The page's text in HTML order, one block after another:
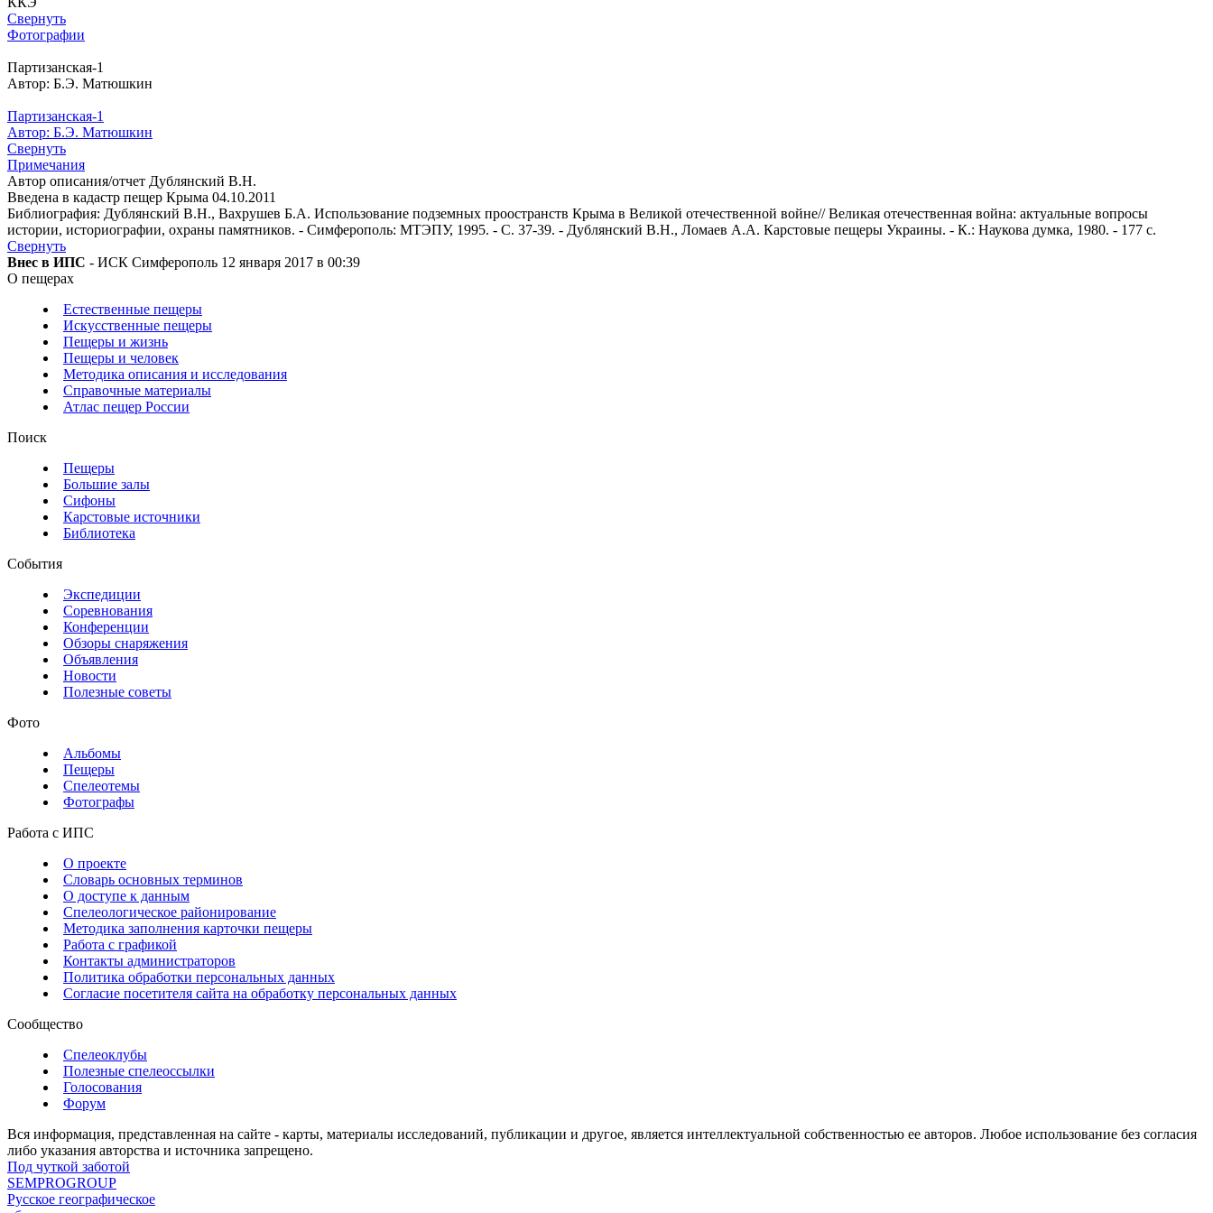
Свернуть
Фотографии
Партизанская-1
Автор: Б.Э. Матюшкин
Партизанская-1
Автор: Б.Э. Матюшкин
Свернуть
Примечания
Автор описания/отчет Дублянский В.Н.
Введена в кадастр пещер Крыма 04.10.2011
Библиография: Дублянский В.Н., Вахрушев Б.А. Использование подземных проостранств Крыма в Великой отечественной войне// Великая отечественная война: актуальные вопросы
истории, историографии, охраны памятников. - Симферополь: МТЭПУ, 1995. - С. 37-39. - Дублянский В.Н., Ломаев А.А. Карстовые пещеры Украины. - К.: Наукова думка, 1980. - 177 с.
Свернуть
Внес в ИПС - ИСК Симферополь 12 января 2017 в 00:39
О пещерах
Естественные пещеры
Искусственные пещеры
Пещеры и жизнь
Пещеры и человек
Методика описания и исследования
Справочные материалы
Атлас пещер России
Поиск
Пещеры
Большие залы
Сифоны
Карстовые источники
Библиотека
События
Экспедиции
Соревнования
Конференции
Обзоры снаряжения
Объявления
Новости
Полезные советы
Фото
Альбомы
Пещеры
Спелеотемы
Фотографы
Работа с ИПС
О проекте
Словарь основных терминов
О доступе к данным
Спелеологическое районирование
Методика заполнения карточки пещеры
Работа с графикой
Контакты администраторов
Политика обработки персональных данных
Согласие посетителя сайта на обработку персональных данных
Сообщество
Спелеоклубы
Полезные спелеоссылки
Голосования
Форум
Вся информация, представленная на сайте - карты, материалы исследований, публикации и другое, является интеллектуальной собственностью ее авторов. Любое использование без согласия
либо указания авторства и источника запрещено.
Под чуткой заботой
SEMPROGROUP
Русское географическое